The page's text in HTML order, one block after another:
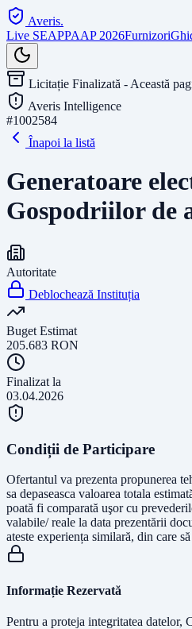
Averis.
Live SEAPPAAP 2026Furnizori
Licitație Finalizată - Această
Averis Intelligence
#1002584
Înapoi la listă
Generatoare
Gospodriilor de
Autoritate
Deblochează Instituția
Buget Estimat
205.683 RON
Finalizat la
03.04.2026
Condiții de Participare
Ofertantul va prezenta propunerea
sa depaseasca valoarea totala
poată fi comparată uşor cu
valabile/ reale la data prezentării
ateste experiența similară, din care
Informație Rezervată
Pentru a proteja integritatea